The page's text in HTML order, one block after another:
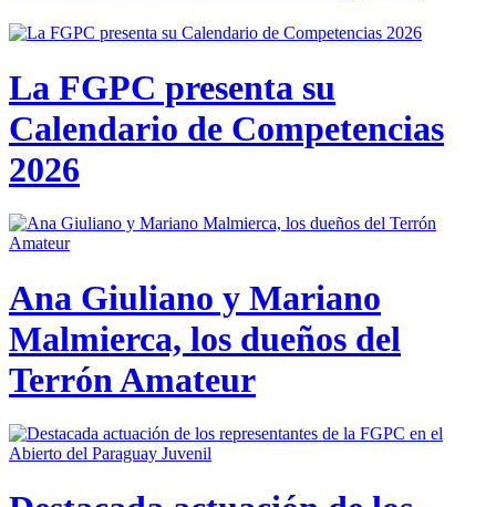
La FGPC presenta su
Calendario de Competencias
2026
Ana Giuliano y Mariano
Malmierca, los dueños del
Terrón Amateur